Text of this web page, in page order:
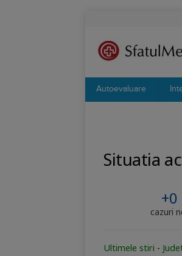
Autoevaluare
Situatia
+0
cazuri
Ultimele stiri -